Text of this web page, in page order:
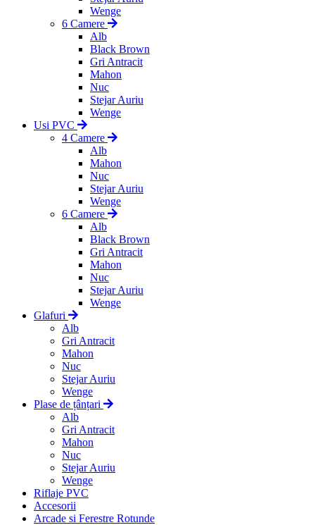
Wenge
6 Camere
Alb
Black Brown
Gri Antracit
Mahon
Nuc
Stejar Auriu
Wenge
Usi PVC
4 Camere
Alb
Mahon
Nuc
Stejar Auriu
Wenge
6 Camere
Alb
Black Brown
Gri Antracit
Mahon
Nuc
Stejar Auriu
Wenge
Glafuri
Alb
Gri Antracit
Mahon
Nuc
Stejar Auriu
Wenge
Plase de țânțari
Alb
Gri Antracit
Mahon
Nuc
Stejar Auriu
Wenge
Riflaje PVC
Accesorii
Arcade si Ferestre Rotunde